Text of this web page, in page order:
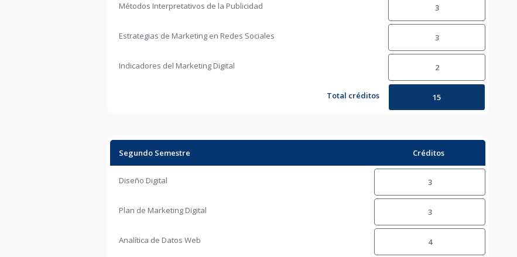
Métodos Interpretativos de la Publicidad 3
Estrategias de Marketing en Redes Sociales 3
Indicadores del Marketing Digital 2
Total créditos 15
Segundo Semestre Créditos
Diseño Digital 3
Plan de Marketing Digital 3
Analítica de Datos Web 4